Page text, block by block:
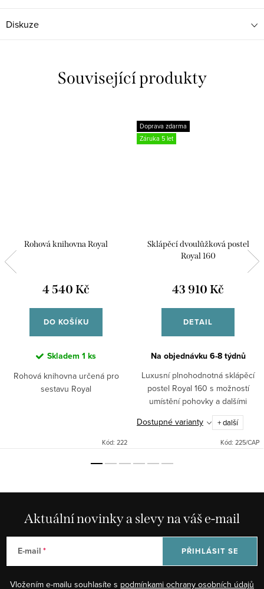
Diskuze
Související produkty
Rohová knihovna Royal
4 540 Kč
DO KOŠÍKU
Skladem 1 ks
Rohová knihovna určená pro
sestavu Royal
Kód: 222
Doprava zdarma
Záruka 5 let
Sklápěcí dvoulůžková postel
Royal 160
43 910 Kč
DETAIL
Na objednávku 6-8 týdnů
Luxusní plnohodnotná sklápěcí
postel Royal 160 s možností
umístění pohovky a dalšími
kompatibilními moduly Royal.
Dostupné varianty + další
Kód: 225/CAP
Aktuální novinky a slevy na váš e-mail
E-mail
Vložením e-mailu souhlasíte s podmínkami ochrany osobních údajů
PŘIHLÁSIT SE